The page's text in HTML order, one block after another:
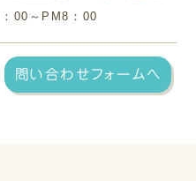
00～PM8：00
問い合わせフォームへ